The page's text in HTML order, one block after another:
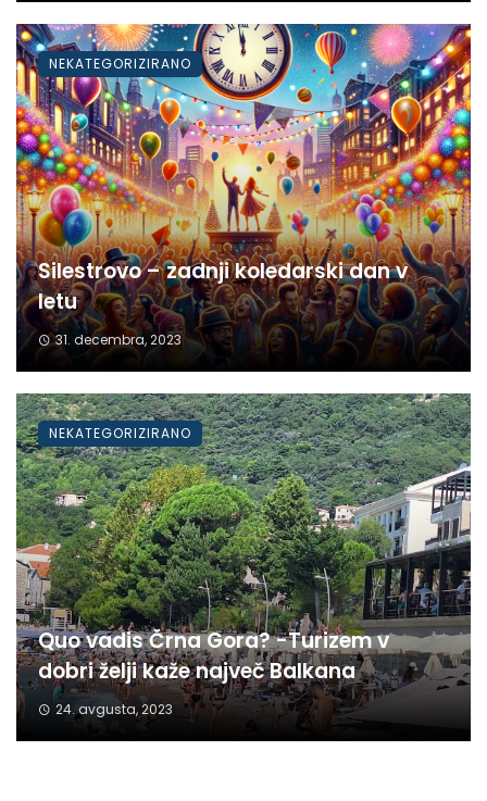
Silestrovo – zadnji koledarski dan v
letu
31. decembra, 2023
NEKATEGORIZIRANO
Quo vadis Črna Gora? -Turizem v
dobri želji kaže največ Balkana
24. avgusta, 2023
NEKATEGORIZIRANO